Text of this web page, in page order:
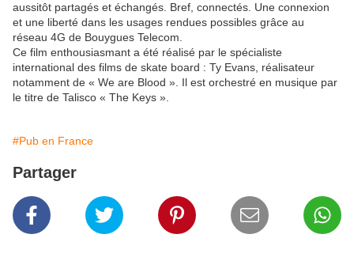
aussitôt partagés et échangés. Bref, connectés. Une connexion
et une liberté dans les usages rendues possibles grâce au
réseau 4G de Bouygues Telecom.
Ce film enthousiasmant a été réalisé par le spécialiste
international des films de skate board : Ty Evans, réalisateur
notamment de « We are Blood ». Il est orchestré en musique par
le titre de Talisco « The Keys ».
#Pub en France
Partager